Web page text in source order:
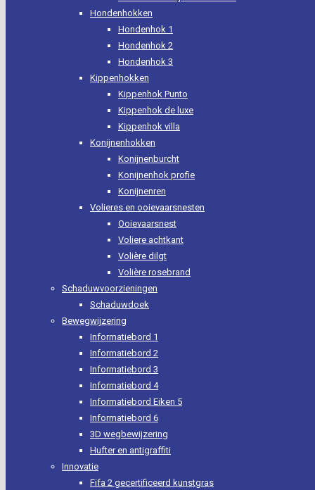
Hondenhokken
Hondenhok 1
Hondenhok 2
Hondenhok 3
Kippenhokken
Kippenhok Punto
Kippenhok de luxe
Kippenhok villa
Konijnenhokken
Konijnenburcht
Konijnenhok profie
Konijnenren
Volieres en ooievaarsnesten
Ooievaarsnest
Voliere achtkant
Volière dilgt
Volière rosebrand
Schaduwvoorzieningen
Schaduwdoek
Bewegwijzering
Informatiebord 1
Informatiebord 2
Informatiebord 3
Informatiebord 4
Informatiebord Eiken 5
Informatiebord 6
3D wegbewijzering
Hufter en antigraffiti
Innovatie
Fifa 2 gecertificeerd kunstgras